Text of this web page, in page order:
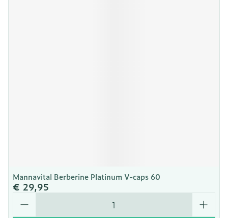
Mannavital Berberine Platinum V-caps 60
€ 29,95
Aantal